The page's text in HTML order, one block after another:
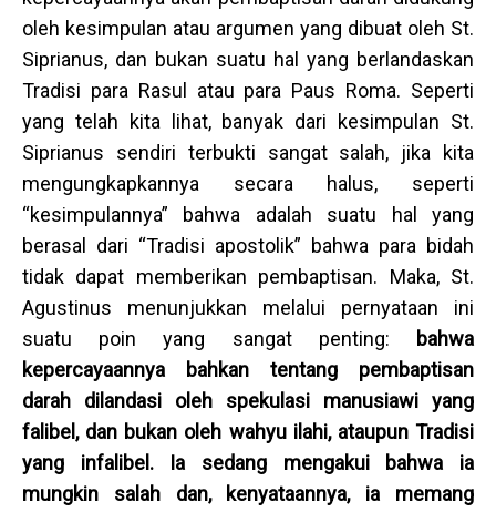
oleh kesimpulan atau argumen yang dibuat oleh St.
Siprianus, dan bukan suatu hal yang berlandaskan
Tradisi para Rasul atau para Paus Roma. Seperti
yang telah kita lihat, banyak dari kesimpulan St.
Siprianus sendiri terbukti sangat salah, jika kita
mengungkapkannya secara halus, seperti
“kesimpulannya” bahwa adalah suatu hal yang
berasal dari “Tradisi apostolik” bahwa para bidah
tidak dapat memberikan pembaptisan. Maka, St.
Agustinus menunjukkan melalui pernyataan ini
suatu poin yang sangat penting:
bahwa
kepercayaannya bahkan tentang pembaptisan
darah dilandasi oleh spekulasi manusiawi yang
falibel, dan bukan oleh wahyu ilahi, ataupun Tradisi
yang infalibel. Ia sedang mengakui bahwa ia
mungkin salah dan, kenyataannya, ia memang